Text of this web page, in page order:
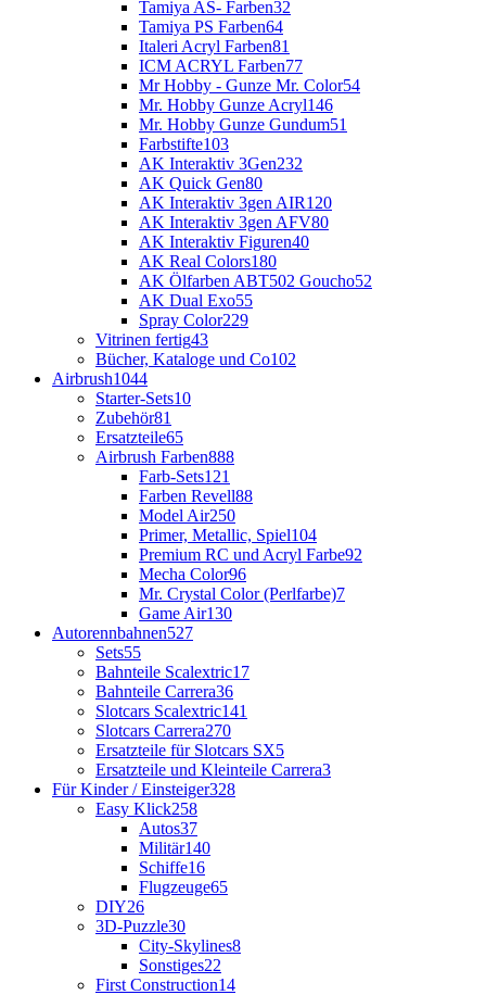
Tamiya AS- Farben32
Tamiya PS Farben64
Italeri Acryl Farben81
ICM ACRYL Farben77
Mr Hobby - Gunze Mr. Color54
Mr. Hobby Gunze Acryl146
Mr. Hobby Gunze Gundum51
Farbstifte103
AK Interaktiv 3Gen232
AK Quick Gen80
AK Interaktiv 3gen AIR120
AK Interaktiv 3gen AFV80
AK Interaktiv Figuren40
AK Real Colors180
AK Ölfarben ABT502 Goucho52
AK Dual Exo55
Spray Color229
Vitrinen fertig43
Bücher, Kataloge und Co102
Airbrush1044
Starter-Sets10
Zubehör81
Ersatzteile65
Airbrush Farben888
Farb-Sets121
Farben Revell88
Model Air250
Primer, Metallic, Spiel104
Premium RC und Acryl Farbe92
Mecha Color96
Mr. Crystal Color (Perlfarbe)7
Game Air130
Autorennbahnen527
Sets55
Bahnteile Scalextric17
Bahnteile Carrera36
Slotcars Scalextric141
Slotcars Carrera270
Ersatzteile für Slotcars SX5
Ersatzteile und Kleinteile Carrera3
Für Kinder / Einsteiger328
Easy Klick258
Autos37
Militär140
Schiffe16
Flugzeuge65
DIY26
3D-Puzzle30
City-Skylines8
Sonstiges22
First Construction14